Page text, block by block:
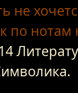
не
по нотам